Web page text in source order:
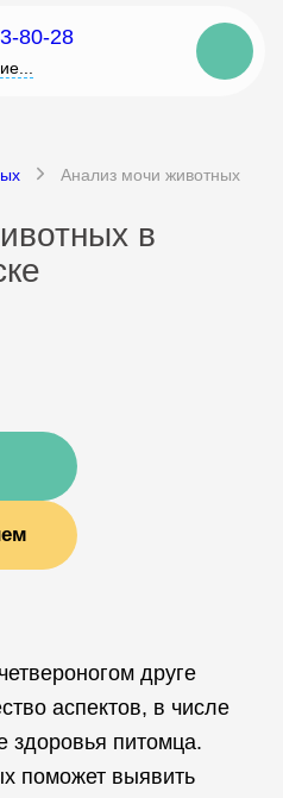
80-28
Анализ мочи животных
в
друге
аспектов, в числе
здоровья питомца.
поможет выявить